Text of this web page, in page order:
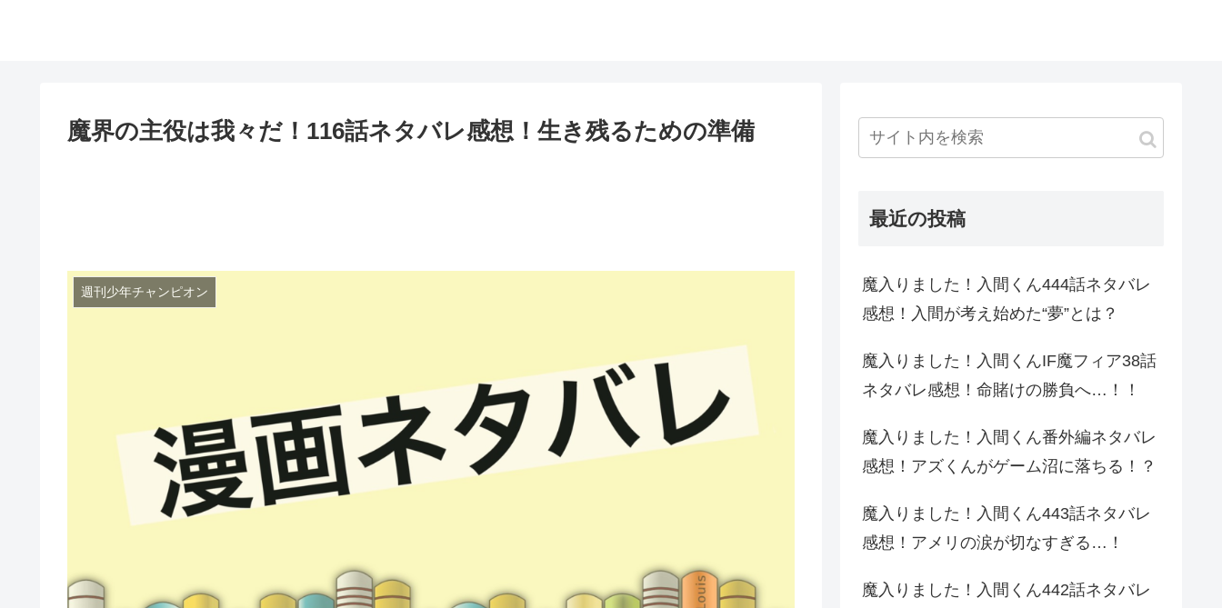
魔界の主役は我々だ！116話ネタバレ感想！生き残るための準備
週刊少年チャンピオン
最近の投稿
魔入りました！入間くん444話ネタバレ
感想！入間が考え始めた“夢”とは？
魔入りました！入間くんIF魔フィア38話
ネタバレ感想！命賭けの勝負へ…！！
魔入りました！入間くん番外編ネタバレ
感想！アズくんがゲーム沼に落ちる！？
魔入りました！入間くん443話ネタバレ
感想！アメリの涙が切なすぎる…！
魔入りました！入間くん442話ネタバレ